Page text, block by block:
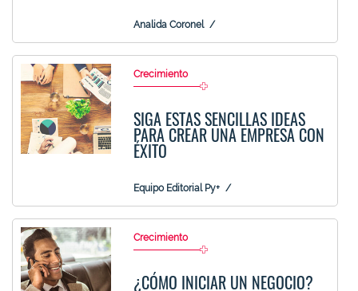
Analida Coronel
Crecimiento
SIGA ESTAS SENCILLAS IDEAS
PARA CREAR UNA EMPRESA CON
ÉXITO
Equipo Editorial Py+
Crecimiento
¿CÓMO INICIAR UN NEGOCIO?